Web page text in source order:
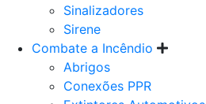
Sinalizadores
Sirene
Combate a Incêndio
Abrigos
Conexões PPR